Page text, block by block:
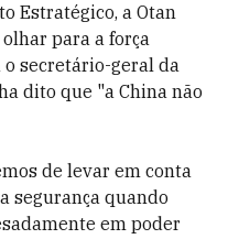
Estratégico, a Otan
para a força
secretário-geral da
dito que "a China não
de levar em conta
segurança quando
em poder